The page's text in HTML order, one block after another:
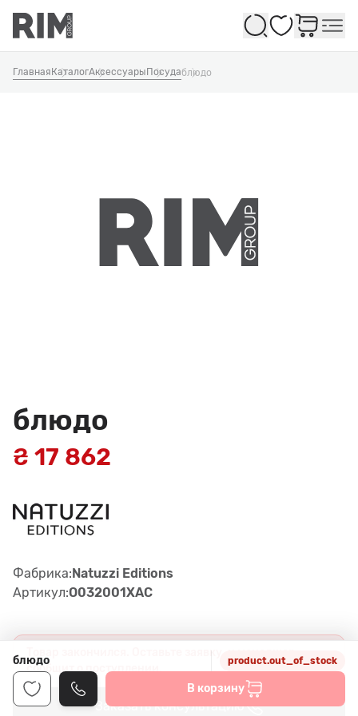
Избранное
Главная КаталогАксессуары Посудаблюдо
блюдо
₴ 17 862
Фабрика:Natuzzi Editions
Артикул:O032001XAC
Товар закончился. Оставьте заявку, и менеджер
сообщит о поступлении.
Заказать консультацию
блюдо product.out_of_stock
В корзину